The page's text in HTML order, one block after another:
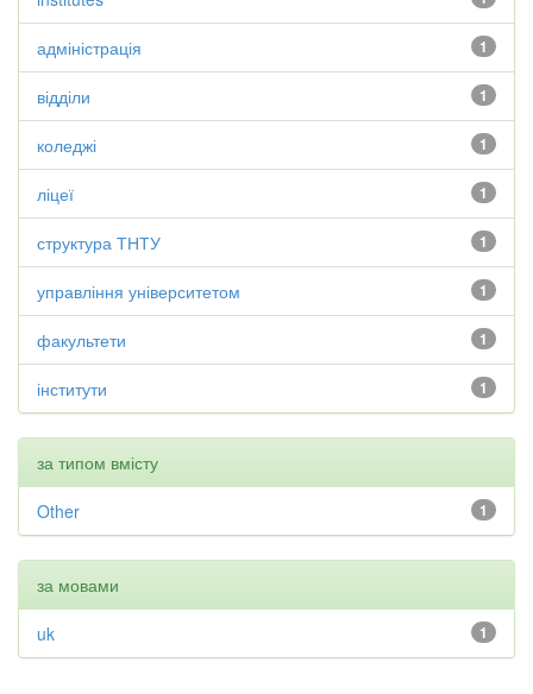
1
адміністрація
1
відділи
1
коледжі
1
ліцеї
1
структура ТНТУ
1
управління університетом
1
факультети
1
інститути
за типом вмісту
1
Other
за мовами
1
uk